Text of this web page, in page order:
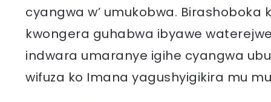
cyangwa w’ umukobwa.
kwongera guhabwa ibyawe
indwara umaranye igihe cyangwa
wifuza ko Imana yagushyigikira mu